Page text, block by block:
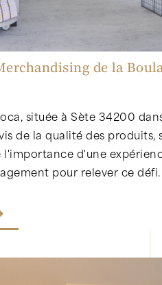
de la
située à Sète 34200
de la qualité des
d'une
pour relever ce défi.